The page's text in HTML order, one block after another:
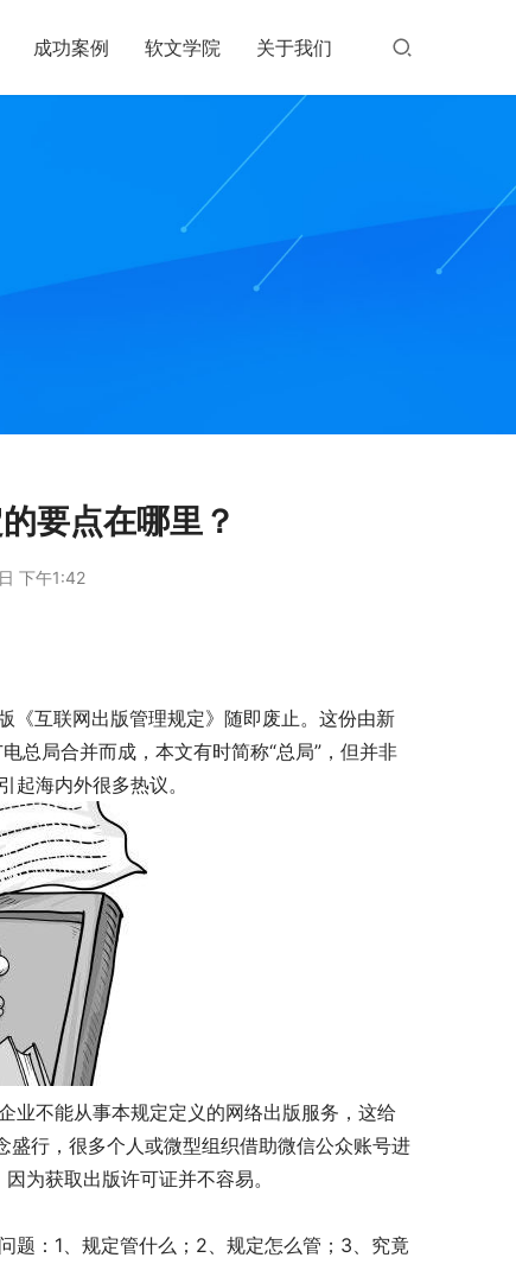
成功案例 软文学院 关于我们
要点在哪里？
下午1:42
互联网出版管理规定》随即废止。这份由新
总局合并而成，本文有时简称“总局”，但并非
海内外很多热议。
不能从事本规定定义的网络出版服务，这给
盛行，很多个人或微型组织借助微信公众账号进
为获取出版许可证并不容易。
：1、规定管什么；2、规定怎么管；3、究竟